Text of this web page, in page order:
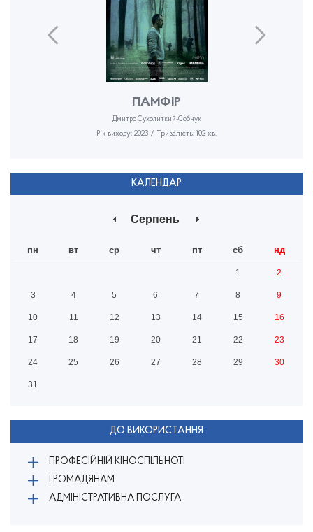
ПАМФІР
Дмитро Сухолиткий-Собчук
Рік виходу: 2023 / Тривалість: 102 хв.
КАЛЕНДАР
Серпень
пн вт ср чт пт сб нд
1 2
3 4 5 6 7 8 9
10 11 12 13 14 15 16
17 18 19 20 21 22 23
24 25 26 27 28 29 30
31
ДО ВИКОРИСТАННЯ
ПРОФЕСІЙНІЙ КІНОСПІЛЬНОТІ
ГРОМАДЯНАМ
АДМІНІСТРАТИВНА ПОСЛУГА